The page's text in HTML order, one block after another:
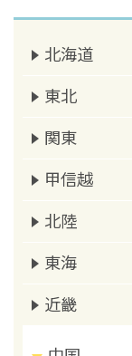
北海道
東北
関東
甲信越
北陸
東海
近畿